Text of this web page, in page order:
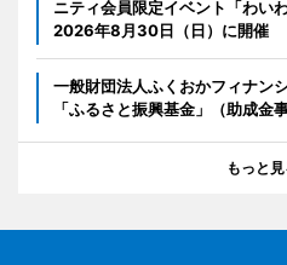
ニティ会員限定イベント「わい
2026年8月30日（日）に開催
一般財団法人ふくおかフィナン
「ふるさと振興基金」（助成金
もっと見